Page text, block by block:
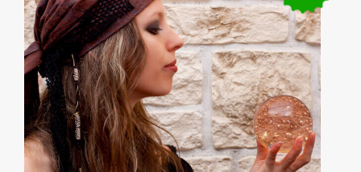
Kartářka Markéta
Výklad z cikánských karet a z lógru. Práce,
finance, kariéra, láska. Mé motto je: NEVÍŠ
KUDY KAM? KARTY TI PORADÍ.